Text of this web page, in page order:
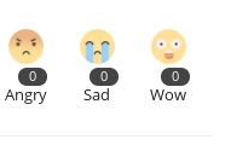
0
Angry
0
Sad
0
Wow